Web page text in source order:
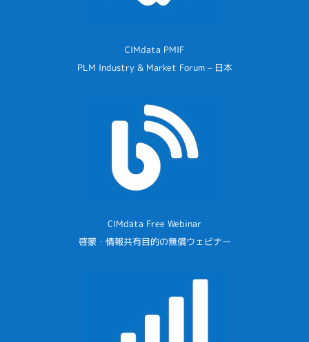
CIMdata PMIF
PLM Industry & Market Forum – 日本
CIMdata Free Webinar
啓蒙・情報共有目的の無償ウェビナー